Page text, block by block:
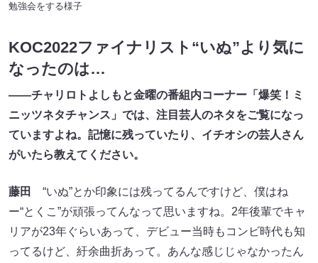
勉強会をする様子
KOC2022ファイナリスト“いぬ”より気に
なったのは…
――チャリロトよしもと金曜の番組内コーナー「爆笑！ミ
ニッツネタチャンス」では、注目芸人のネタをご覧になっ
ていますよね。記憶に残っていたり、イチオシの芸人さん
がいたら教えてください。
藤田
“いぬ”とか印象には残ってるんですけど、僕はね
ー“とくこ”が頑張ってんなって思いますね。2年後輩でキャ
リアが23年ぐらいあって、デビュー当時もコンビ時代も知
ってるけど、紆余曲折あって。あんな感じじゃなかったん